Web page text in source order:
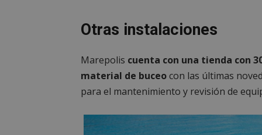
Otras instalaciones
Marepolis cuenta con una tienda con
material de buceocon las últimas
para el mantenimiento y revisión de
Nombre
Nombre